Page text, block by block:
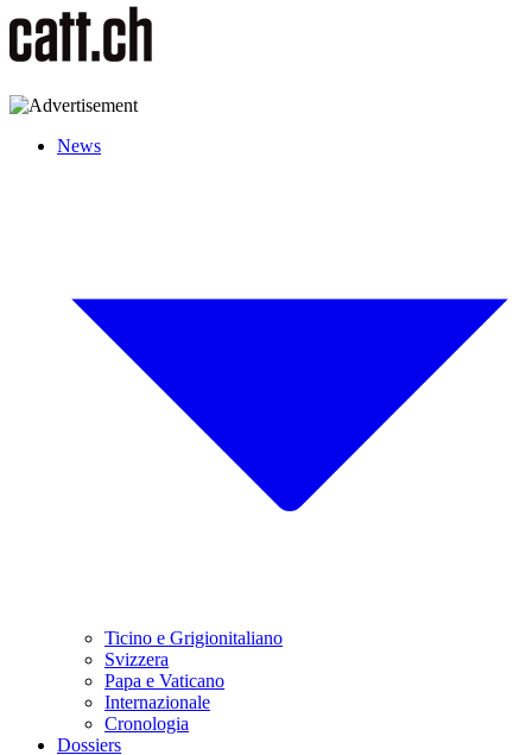
News
Ticino e Grigionitaliano
Svizzera
Papa e Vaticano
Internazionale
Cronologia
Dossiers